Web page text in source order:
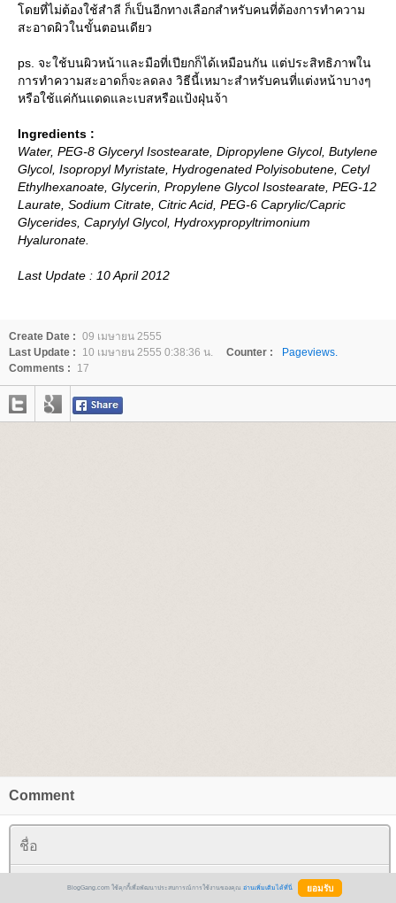
ดยที่ไม่ต้องใช้สำลี ก็เป็นอีกทางเลือกสำหรับคนที่ต้องการทำความ
สะอาดผิวในขั้นตอนเดียว
ps. จะใช้บนผิวหน้าและมือที่เปียกก็ได้เหมือนกัน แต่ประสิทธิภาพใน
การทำความสะอาดก็จะลดลง วิธีนี้เหมาะสำหรับคนที่แต่งหน้าบางๆ
หรือใช้แค่กันแดดและเบสหรือแป้งฝุ่นจ้า
Ingredients :
Water, PEG-8 Glyceryl Isostearate, Dipropylene Glycol, Butylene
Glycol, Isopropyl Myristate, Hydrogenated Polyisobutene, Cetyl
Ethylhexanoate, Glycerin, Propylene Glycol Isostearate, PEG-12
Laurate, Sodium Citrate, Citric Acid, PEG-6 Caprylic/Capric
Glycerides, Caprylyl Glycol, Hydroxypropyltrimonium
Hyaluronate.
Last Update : 10 April 2012
Create Date : 09 เมษายน 2555
Last Update :
10 เมษายน 2555 0:38:36 น. Counter :
Pageviews.
Comments :
17
Comment
BlogGang.com ใช้คุกกี้เพื่อพัฒนาประสบการณ์การใช้งานของคุณ อ่านเพิ่มเติมได้ที่นี่